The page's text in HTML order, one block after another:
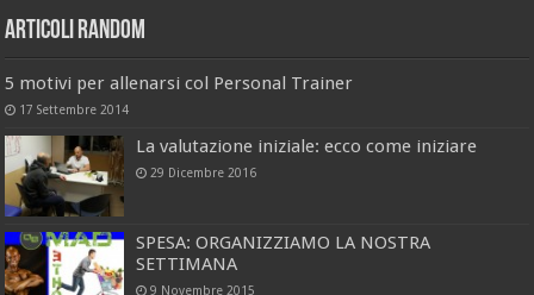
Articoli Random
5 motivi per allenarsi col Personal Trainer
17 Settembre 2014
La valutazione iniziale: ecco come iniziare
29 Dicembre 2016
SPESA: ORGANIZZIAMO LA NOSTRA
SETTIMANA
9 Novembre 2015